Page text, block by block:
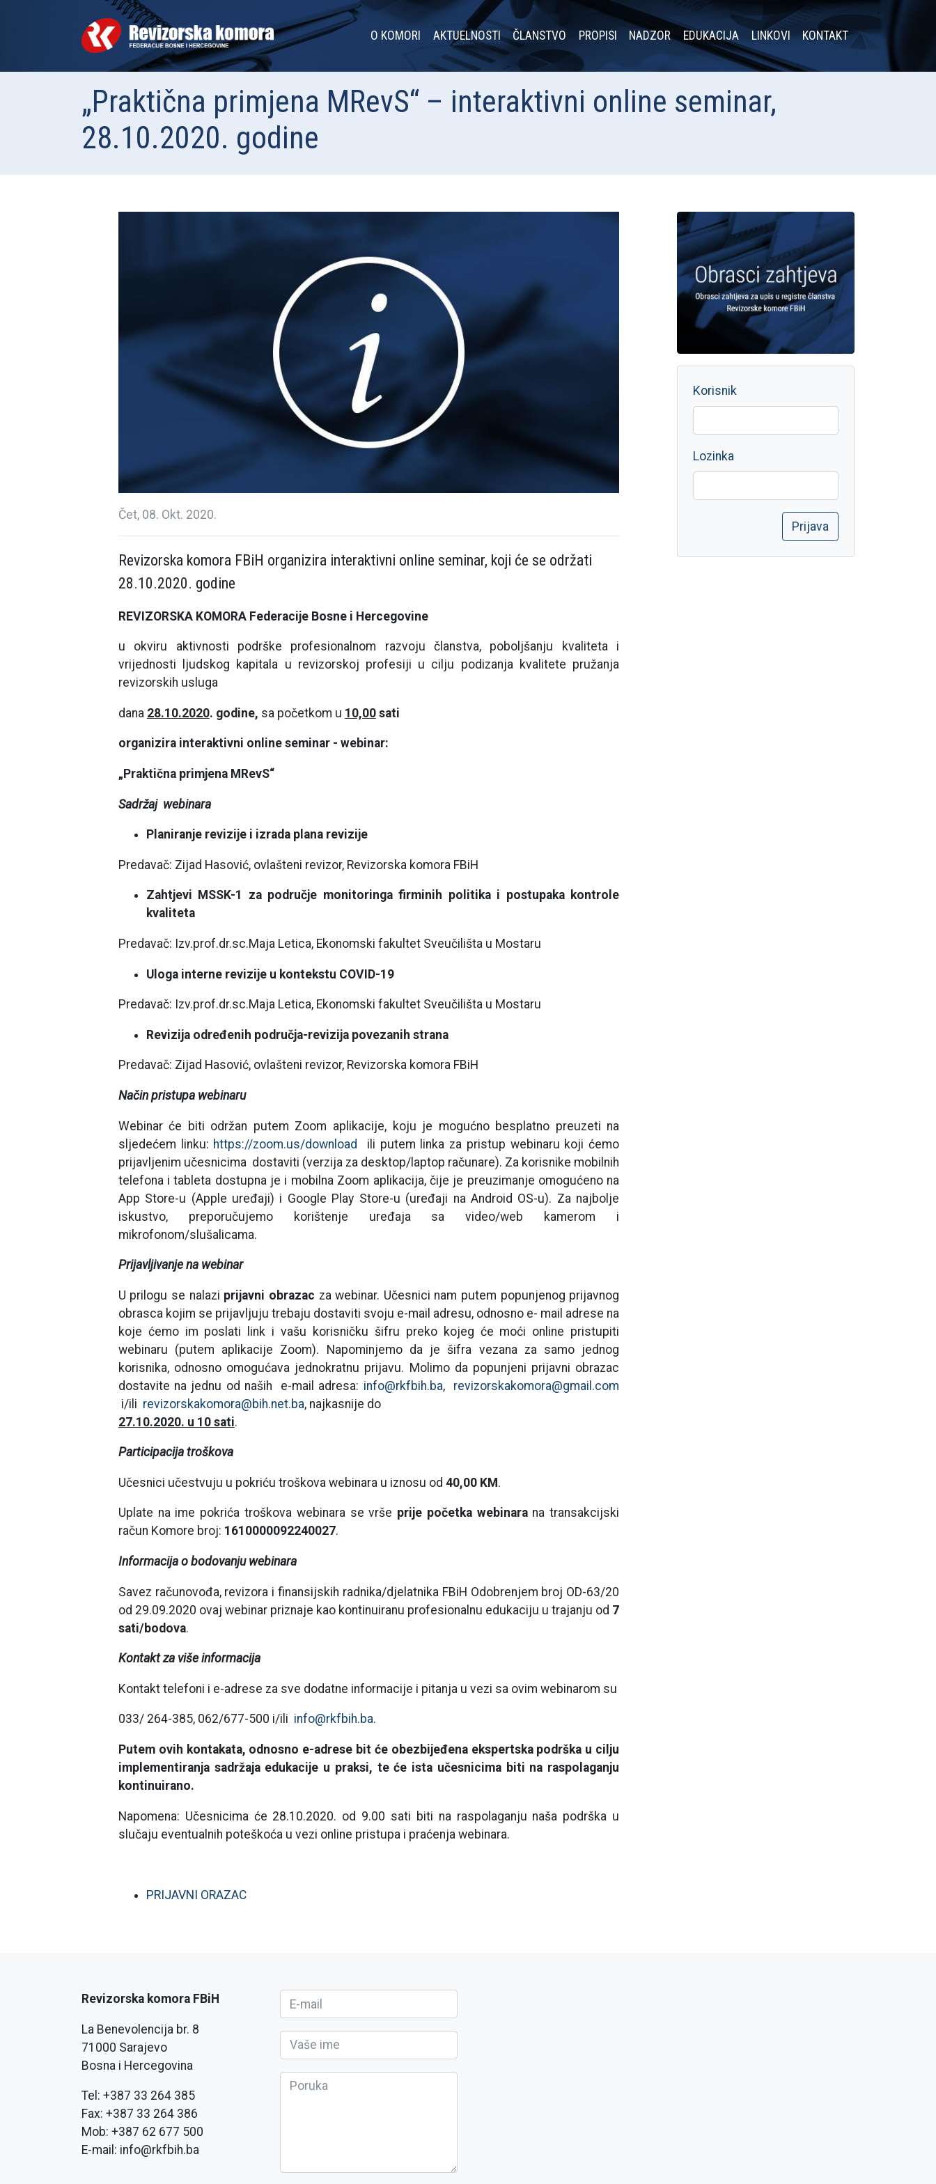
O KOMORI AKTUELNOSTI ČLANSTVO PROPISI NADZOR EDUKACIJA LINKOVI KONTAKT
„Praktična primjena MRevS“ – interaktivni online seminar,
28.10.2020. godine
Čet, 08. Okt. 2020.
Revizorska komora FBiH organizira interaktivni online seminar, koji će se održati
28.10.2020. godine
REVIZORSKA KOMORA Federacije Bosne i Hercegovine
u okviru aktivnosti podrške profesionalnom razvoju članstva, poboljšanju kvaliteta i
vrijednosti ljudskog kapitala u revizorskoj profesiji u cilju podizanja kvalitete pružanja
revizorskih usluga
dana 28.10.2020. godine, sa početkom u 10,00 sati
organizira interaktivni online seminar - webinar:
„Praktična primjena MRevS“
Sadržaj webinara
Planiranje revizije i izrada plana revizije
Predavač: Zijad Hasović, ovlašteni revizor, Revizorska komora FBiH
Zahtjevi MSSK-1 za područje monitoringa firminih politika i postupaka kontrole
kvaliteta
Predavač: Izv.prof.dr.sc.Maja Letica, Ekonomski fakultet Sveučilišta u Mostaru
Uloga interne revizije u kontekstu COVID-19
Predavač: Izv.prof.dr.sc.Maja Letica, Ekonomski fakultet Sveučilišta u Mostaru
Revizija određenih područja-revizija povezanih strana
Predavač: Zijad Hasović, ovlašteni revizor, Revizorska komora FBiH
Način pristupa webinaru
Webinar će biti održan putem Zoom aplikacije, koju je mogućno besplatno preuzeti na
sljedećem linku: https://zoom.us/download
ili putem linka za pristup webinaru koji ćemo
prijavljenim učesnicima dostaviti (verzija za desktop/laptop računare). Za korisnike mobilnih
telefona i tableta dostupna je i mobilna Zoom aplikacija, čije je preuzimanje omogućeno na
App Store-u (Apple uređaji) i Google Play Store-u (uređaji na Android OS-u). Za najbolje
iskustvo, preporučujemo korištenje uređaja sa video/web kamerom i
mikrofonom/slušalicama.
Prijavljivanje na webinar
U prilogu se nalazi prijavni obrazac za webinar. Učesnici nam putem popunjenog prijavnog
obrasca kojim se prijavljuju trebaju dostaviti svoju e-mail adresu, odnosno e- mail adrese na
koje ćemo im poslati link i vašu korisničku šifru preko kojeg će moći online pristupiti
webinaru (putem aplikacije Zoom). Napominjemo da je šifra vezana za samo jednog
korisnika, odnosno omogućava jednokratnu prijavu. Molimo da popunjeni prijavni obrazac
dostavite na jednu od naših e-mail adresa: info@rkfbih.ba, revizorskakomora@gmail.com
i/ili revizorskakomora@bih.net.ba, najkasnije do
27.10.2020. u 10 sati.
Participacija troškova
Učesnici učestvuju u pokriću troškova webinara u iznosu od 40,00 KM.
Uplate na ime pokrića troškova webinara se vrše prije početka webinarana transakcijski
račun Komore broj: 1610000092240027.
Informacija o bodovanju webinara
Savez računovođa, revizora i finansijskih radnika/djelatnika FBiH Odobrenjem broj OD-63/20
od 29.09.2020 ovaj webinar priznaje kao kontinuiranu profesionalnu edukaciju u trajanju od 7
sati/bodova.
Kontakt za više informacija
Kontakt telefoni i e-adrese za sve dodatne informacije i pitanja u vezi sa ovim webinarom su
033/ 264-385, 062/677-500 i/ili info@rkfbih.ba.
Putem ovih kontakata, odnosno e-adrese bit će obezbijeđena ekspertska podrška u cilju
implementiranja sadržaja edukacije u praksi, te će ista učesnicima biti na raspolaganju
kontinuirano.
Napomena: Učesnicima će 28.10.2020. od 9.00 sati biti na raspolaganju naša podrška u
slučaju eventualnih poteškoća u vezi online pristupa i praćenja webinara.
PRIJAVNI ORAZAC
Korisnik
Lozinka
Revizorska komora FBiH
La Benevolencija br. 8
71000 Sarajevo
Bosna i Hercegovina
Tel: +387 33 264 385
Fax: +387 33 264 386
Mob: +387 62 677 500
E-mail: info@rkfbih.ba